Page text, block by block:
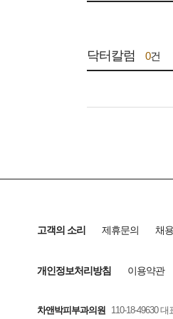
닥터칼럼 0건
고객의 소리 제휴문의 채
개인정보처리방침 이용약관
차앤박피부과의원 110-18-49630